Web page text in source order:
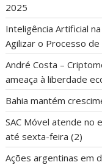
2025
Inteligência Artificial
Agilizar o Processo
André Costa –
ameaça à liberdade
Bahia mantém
SAC Móvel atende no
até sexta-feira (2)
Ações argentinas em